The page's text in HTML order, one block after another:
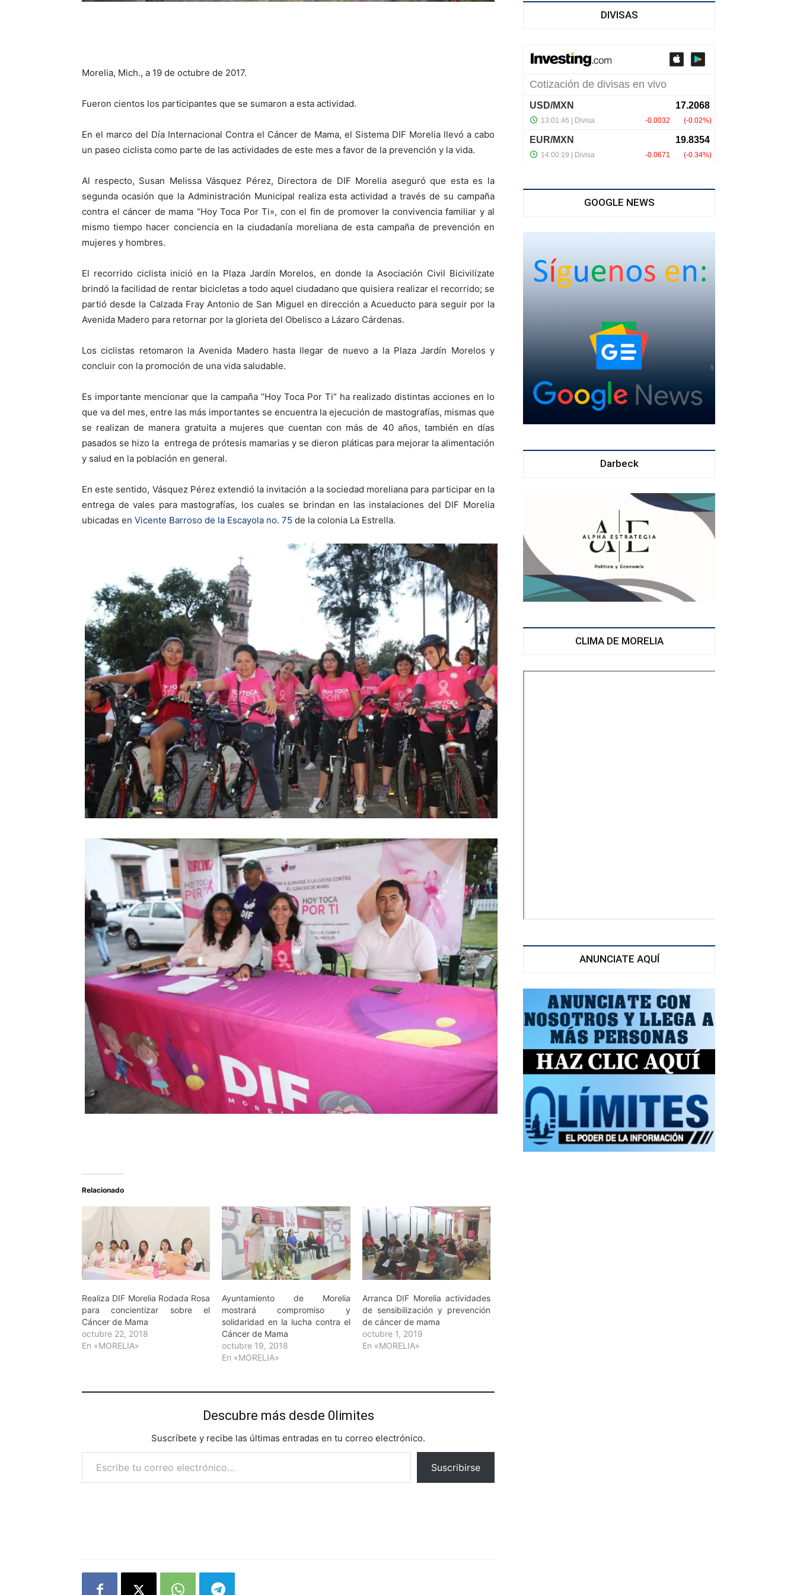
Morelia, Mich., a 19 de octubre de 2017.
Fueron cientos los participantes que se sumaron a esta actividad.
En el marco del Día Internacional Contra el Cáncer de Mama, el Sistema DIF Morelia llevó a cabo
un paseo ciclista como parte de las actividades de este mes a favor de la prevención y la vida.
Al respecto, Susan Melissa Vásquez Pérez, Directora de DIF Morelia aseguró que esta es la
segunda ocasión que la Administración Municipal realiza esta actividad a través de su campaña
contra el cáncer de mama “Hoy Toca Por Ti», con el fin de promover la convivencia familiar y al
mismo tiempo hacer conciencia en la ciudadanía moreliana de esta campaña de prevención en
mujeres y hombres.
El recorrido ciclista inició en la Plaza Jardín Morelos, en donde la Asociación Civil Bicivilízate
brindó la facilidad de rentar bicicletas a todo aquel ciudadano que quisiera realizar el recorrido; se
partió desde la Calzada Fray Antonio de San Miguel en dirección a Acueducto para seguir por la
Avenida Madero para retornar por la glorieta del Obelisco a Lázaro Cárdenas.
Los ciclistas retomaron la Avenida Madero hasta llegar de nuevo a la Plaza Jardín Morelos y
concluir con la promoción de una vida saludable.
Es importante mencionar que la campaña “Hoy Toca Por Ti” ha realizado distintas acciones en lo
que va del mes, entre las más importantes se encuentra la ejecución de mastografías, mismas que
se realizan de manera gratuita a mujeres que cuentan con más de 40 años, también en días
pasados se hizo la entrega de prótesis mamarias y se dieron pláticas para mejorar la alimentación
y salud en la población en general.
En este sentido, Vásquez Pérez extendió la invitación a la sociedad moreliana para participar en la
entrega de vales para mastografías, los cuales se brindan en las instalaciones del DIF Morelia
ubicadas en Vicente Barroso de la Escayola no. 75 de la colonia La Estrella.
Relacionado
Realiza DIF Morelia Rodada Rosa
para concientizar sobre el
Cáncer de Mama
octubre 22, 2018
En «MORELIA»
Ayuntamiento de Morelia
mostrará compromiso y
solidaridad en la lucha contra el
Cáncer de Mama
octubre 19, 2018
En «MORELIA»
Arranca DIF Morelia actividades
de sensibilización y prevención
de cáncer de mama
octubre 1, 2019
En «MORELIA»
Descubre más desde 0limites
Suscríbete y recibe las últimas entradas en tu correo electrónico.
Escribe tu correo electrónico…
Suscribirse
DIVISAS
GOOGLE NEWS
Darbeck
CLIMA DE MORELIA
ANUNCIATE AQUÍ